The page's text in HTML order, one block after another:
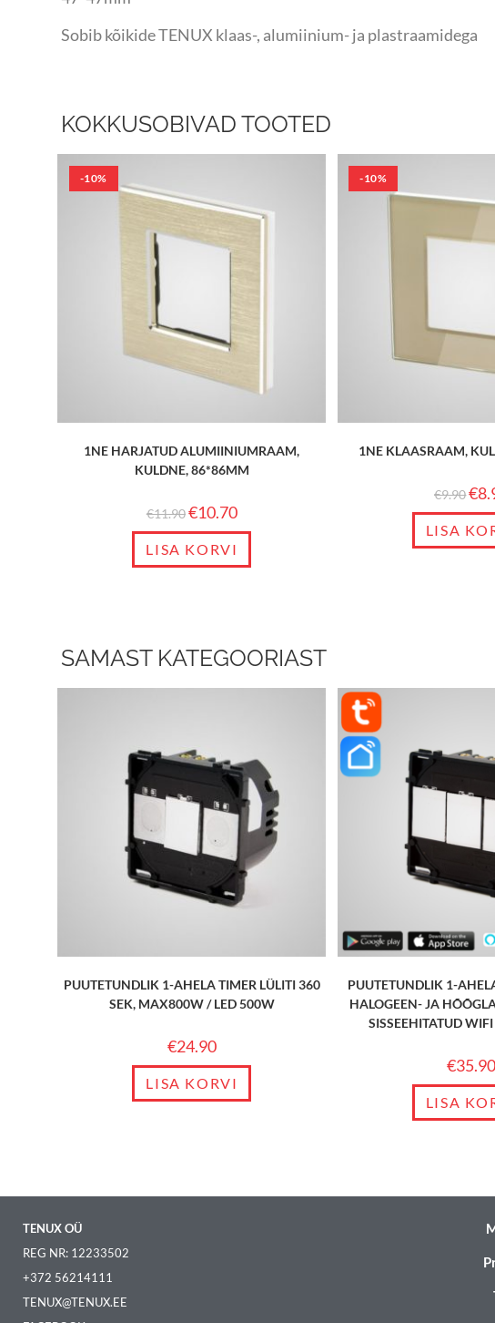
Sobib kõikide TENUX klaas-, alumiinium- ja plastraamidega
KOKKUSOBIVAD TOOTED
-10%
1NE HARJATUD ALUMIINIUMRAAM,
KULDNE, 86*86MM
€11.90€10.70
LISA KORVI
-10%
1NE KLAASRAAM,
€9.90€
LISA
SAMAST KATEGOORIAST
PUUTETUNDLIK 1-AHELA TIMER LÜLITI 360
SEK, MAX800W / LED 500W
€24.90
LISA KORVI
PUUTETUNDLIK 1-
HALOGEEN- JA
SISSEEHITATUD
€35.90
LISA
TENUX OÜ
REG NR: 12233502
+372 56214111
TENUX@TENUX.EE